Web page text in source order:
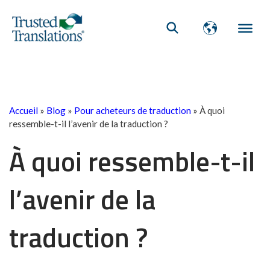
Accueil » Blog » Pour acheteurs de traduction » À quoi
ressemble-t-il l’avenir de la traduction ?
À quoi ressemble-t-il
l’avenir de la
traduction ?